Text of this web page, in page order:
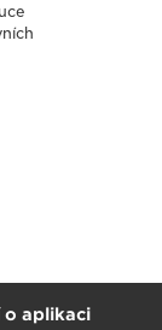
o aplikaci